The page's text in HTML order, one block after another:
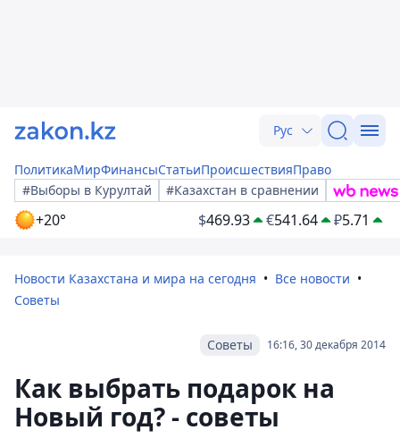
Рус
ПолитикаМирФинансыСтатьиПроисшествияПраво
#Выборы в Курултай
#Казахстан в сравнении
+20° $469.93 €541.64 ₽5.71
Новости Казахстана и мира на сегодня
Все новости
Советы
16:16, 30 декабря 2014
Советы
Как выбрать подарок на
Новый год? - советы